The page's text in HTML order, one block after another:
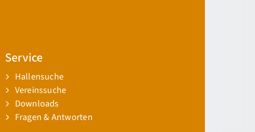
Service
Hallensuche
Vereinssuche
Downloads
Fragen & Antworten